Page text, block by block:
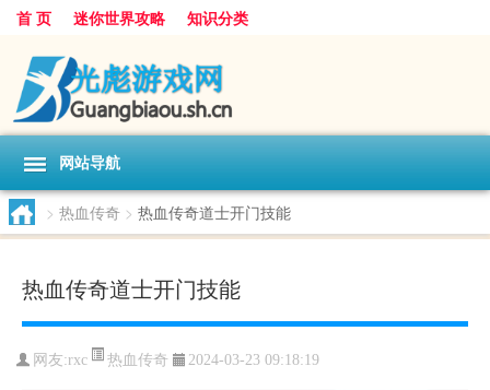
首 页 迷你世界攻略 知识分类
网站导航
> 热血传奇 > 热血传奇道士开门技能
热血传奇道士开门技能
网友:rxc 热血传奇 2024-03-23 09:18:19